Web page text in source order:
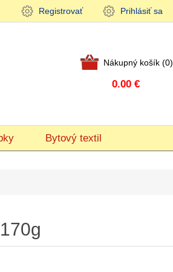
Registrovať Prihlásiť sa
Nákupný košík (0)
0.00 €
Bytový textil